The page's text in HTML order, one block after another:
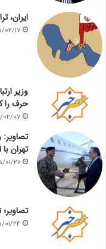
ایران،
02/17
وزیر
حرف را
02/07
تصاویر:
تهران
01/26
01/24